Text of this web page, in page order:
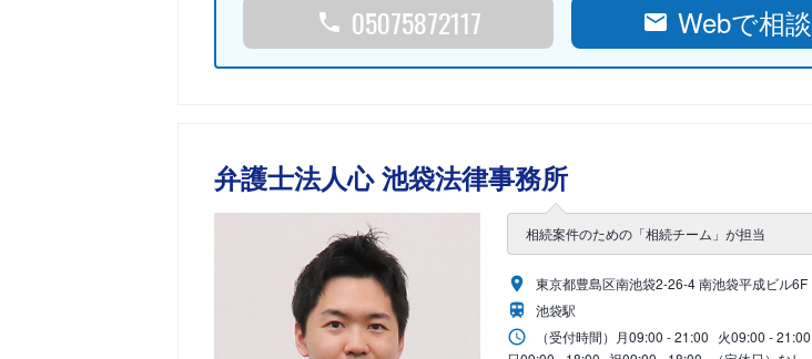
05075872117 Webで相談
弁護士法人心 池袋法律事務所
相続案件のための「相続チーム」が担当
東京都豊島区南池袋2-26-4 南池袋平成ビル6F
池袋駅
（受付時間） 月09:00 - 21:00 火09:00 - 21:00